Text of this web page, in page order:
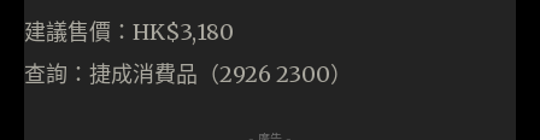
建議售價：HK$3,180
查詢：捷成消費品（2926 2300）